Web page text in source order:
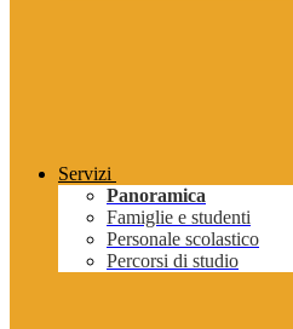
Servizi
Panoramica
Famiglie e studenti
Personale scolastico
Percorsi di studio